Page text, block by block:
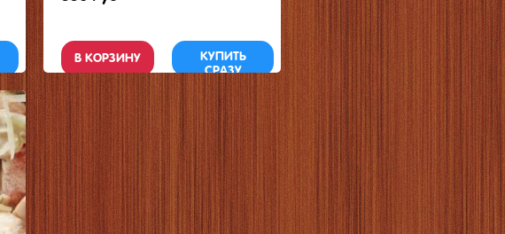
В КОРЗИНУ
КУПИТЬ
СРАЗУ